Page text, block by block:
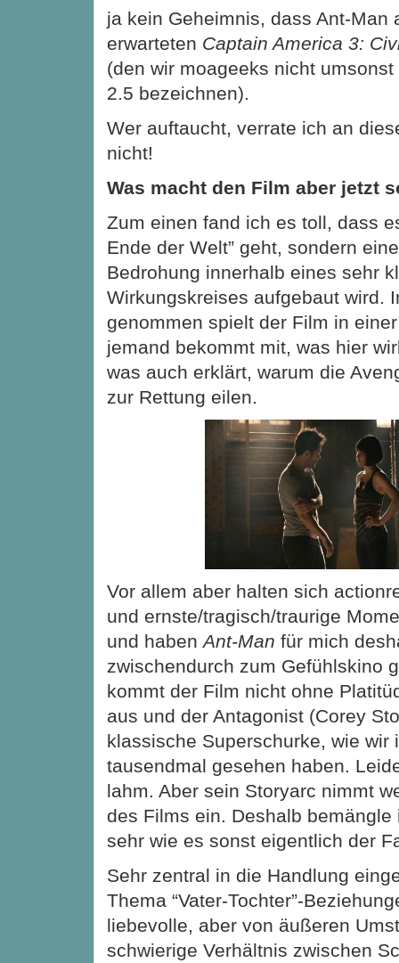
ja kein Geheimnis, dass Ant-Man
erwarteten Captain America 3:
(den wir moageeks nicht
2.5 bezeichnen).
Wer auftaucht, verrate ich an
nicht!
Was macht den Film aber jetzt
Zum einen fand ich es toll, dass
Ende der Welt” geht, sondern
Bedrohung innerhalb eines sehr
Wirkungskreises aufgebaut wird.
genommen spielt der Film in
jemand bekommt mit, was hier
was auch erklärt, warum die
zur Rettung eilen.
Vor allem aber halten sich
und ernste/tragisch/traurige
und habenAnt-Man für mich
zwischendurch zum Gefühlskino
kommt der Film nicht ohne
aus und der Antagonist (Corey
klassische Superschurke, wie wir
tausendmal gesehen haben.
lahm. Aber sein Storyarc nimmt
des Films ein. Deshalb
sehr wie es sonst eigentlich der
Sehr zentral in die Handlung
Thema “Vater-Tochter”-
liebevolle, aber von äußeren
schwierige Verhältnis zwischen